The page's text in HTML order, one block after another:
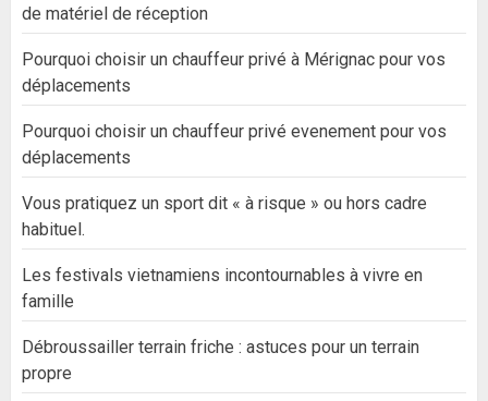
de matériel de réception
Pourquoi choisir un chauffeur privé à Mérignac pour vos
déplacements
Pourquoi choisir un chauffeur privé evenement pour vos
déplacements
Vous pratiquez un sport dit « à risque » ou hors cadre
habituel.
Les festivals vietnamiens incontournables à vivre en
famille
Débroussailler terrain friche : astuces pour un terrain
propre